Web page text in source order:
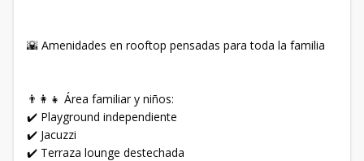
🌇 Amenidades en rooftop pensadas para toda la familia
👨‍👩‍👧 Área familiar y niños:
✔️ Playground independiente
✔️ Jacuzzi
✔️ Terraza lounge destechada